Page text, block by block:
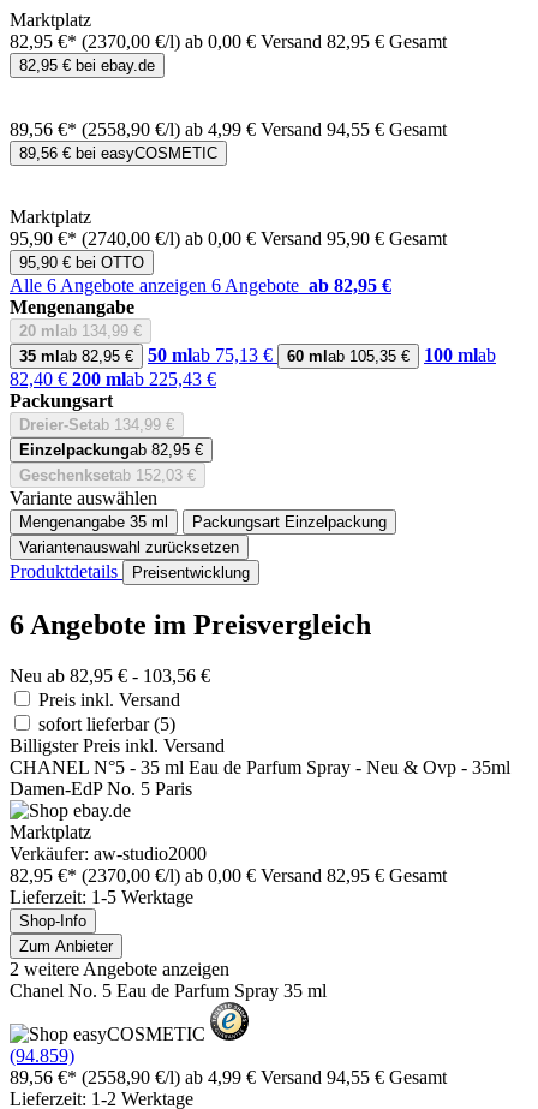
Marktplatz
82,95 €* (2370,00 €/l) ab 0,00 € Versand 82,95 € Gesamt
82,95 € bei ebay.de
89,56 €* (2558,90 €/l) ab 4,99 € Versand 94,55 € Gesamt
89,56 € bei easyCOSMETIC
Marktplatz
95,90 €* (2740,00 €/l) ab 0,00 € Versand 95,90 € Gesamt
95,90 € bei OTTO
Alle 6 Angebote anzeigen 6 Angebote ab 82,95 €
Mengenangabe
20 ml ab 134,99 €
35 ml ab 82,95 € 50 mlab 75,13 € 60 ml ab 105,35 € 100 mlab
82,40 € 200 mlab 225,43 €
Packungsart
Dreier-Setab 134,99 €
Einzelpackungab 82,95 €
Geschenksetab 152,03 €
Variante auswählen
Mengenangabe 35 ml Packungsart Einzelpackung
Variantenauswahl zurücksetzen
Produktdetails Preisentwicklung
6 Angebote im Preisvergleich
Neu ab 82,95 € - 103,56 €
Preis inkl. Versand
sofort lieferbar(5)
Billigster Preis inkl. Versand
CHANEL N°5 - 35 ml Eau de Parfum Spray - Neu & Ovp - 35ml
Damen-EdP No. 5 Paris
Marktplatz
Verkäufer: aw-studio2000
82,95 €* (2370,00 €/l) ab 0,00 € Versand 82,95 € Gesamt
Lieferzeit: 1-5 Werktage
Shop-Info
Zum Anbieter
2 weitere Angebote anzeigen
Chanel No. 5 Eau de Parfum Spray 35 ml
(94.859)
89,56 €* (2558,90 €/l) ab 4,99 € Versand 94,55 € Gesamt
Lieferzeit: 1-2 Werktage